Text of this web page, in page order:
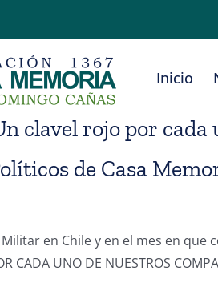
Inicio
clavel rojo por
de Casa
en Chile y en el mes en
CADA UNO DE NUESTROS